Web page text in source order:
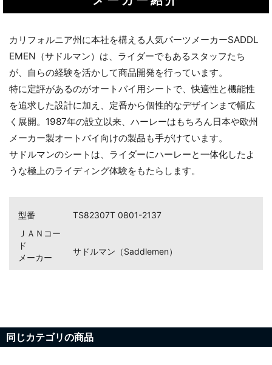
カリフォルニア州に本社を構える人気パーツメーカーSADDL
EMEN（サドルマン）は、ライダーでもあるスタッフたち
が、自らの経験を活かして商品開発を行っています。
特に定評があるのがオートバイ用シートで、快適性と機能性
を追求した設計に加え、定番から個性的なデザインまで幅広
く展開。1987年の設立以来、ハーレーはもちろん日本や欧州
メーカー製オートバイ向けの製品も手がけています。
サドルマンのシートは、ライダーにハーレーと一体化したよ
うな極上のライディング体験をもたらします。
型番
TS82307T 0801-2137
ＪＡＮコー
ド
メーカー
サドルマン（Saddlemen）
お買い物を続ける カートへ進む
同じカテゴリの商品